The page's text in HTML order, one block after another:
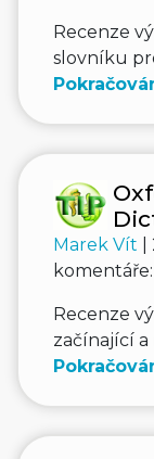
Recenze
slovníku
Marek Vít
komentáře:
Recenze
začínající